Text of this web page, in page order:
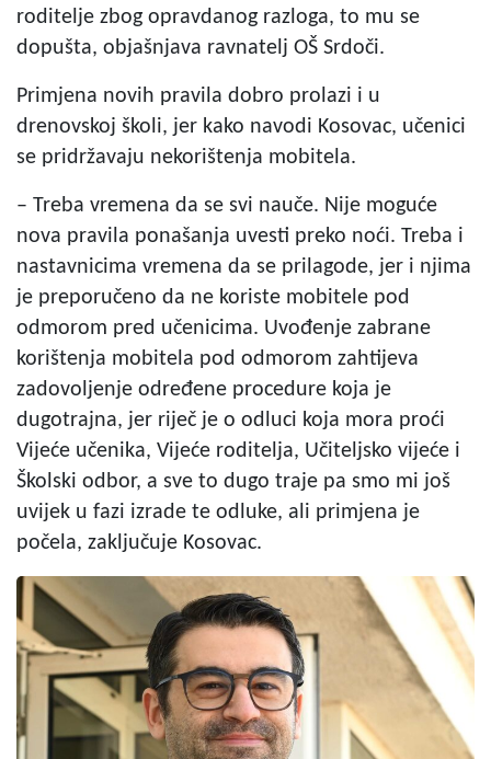
roditelje zbog opravdanog razloga, to mu se
dopušta, objašnjava ravnatelj OŠ Srdoči.
Primjena novih pravila dobro prolazi i u
drenovskoj školi, jer kako navodi Kosovac, učenici
se pridržavaju nekorištenja mobitela.
– Treba vremena da se svi nauče. Nije moguće
nova pravila ponašanja uvesti preko noći. Treba i
nastavnicima vremena da se prilagode, jer i njima
je preporučeno da ne koriste mobitele pod
odmorom pred učenicima. Uvođenje zabrane
korištenja mobitela pod odmorom zahtijeva
zadovoljenje određene procedure koja je
dugotrajna, jer riječ je o odluci koja mora proći
Vijeće učenika, Vijeće roditelja, Učiteljsko vijeće i
Školski odbor, a sve to dugo traje pa smo mi još
uvijek u fazi izrade te odluke, ali primjena je
počela, zaključuje Kosovac.